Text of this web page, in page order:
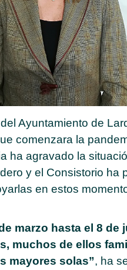
Ayuntamiento de
comenzara la
ha agravado la
y el Consistorio ha
en estos
marzo hasta el 8 de
muchos de ellos
mayores solas”, ha